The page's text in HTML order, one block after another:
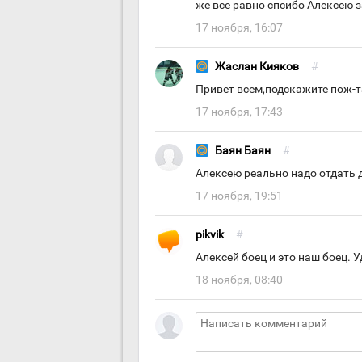
же все равно спсибо Алексею
17 ноября, 16:07
Жаслан Кияков #
Привет всем,подскажите пож-
17 ноября, 17:43
Баян Баян #
Алексею реально надо
17 ноября, 19:51
pikvik #
Алексей боец и это наш боец.
18 ноября, 08:40